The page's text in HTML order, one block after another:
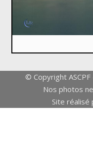
© Copyright
Nos photos
Site réalisé